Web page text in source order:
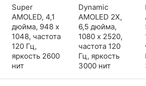
Super
AMOLED, 4,1
дюйма, 948 x
1048, частота
120 Гц,
яркость 2600
нит
Dynamic
AMOLED 2X,
6,5 дюйма,
1080 x 2520,
частота 120
Гц, яркость
3000 нит